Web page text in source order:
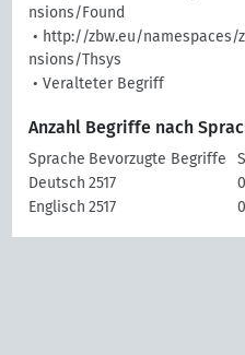
nsions/Found
• http://zbw.eu/namespaces/
nsions/Thsys
• Veralteter Begriff
Anzahl Begriffe nach
Sprache Bevorzugte Begriffe
Deutsch 2517 0
Englisch 2517 0